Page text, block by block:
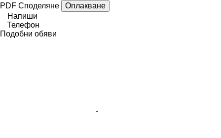
PDF Споделяне
Оплакване
Напиши
Телефон
Подобни обяви